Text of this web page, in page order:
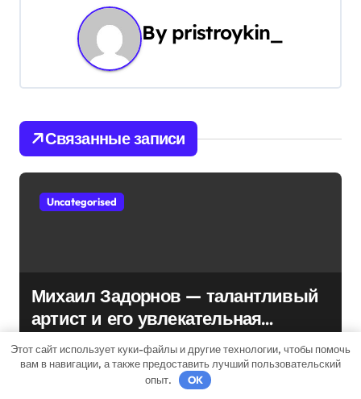
и
я
п
о
и
с
By pristroykin_
Связанные записи
Uncategorised
Михаил Задорнов — талантливый
артист и его увлекательная
биография — выдающиеся
достижения, известность и
интересные факты из личной
Мар 17, 2022
Этот сайт использует куки-файлы и другие технологии, чтобы помочь
вам в навигации, а также предоставить лучший пользовательский
опыт.
OK